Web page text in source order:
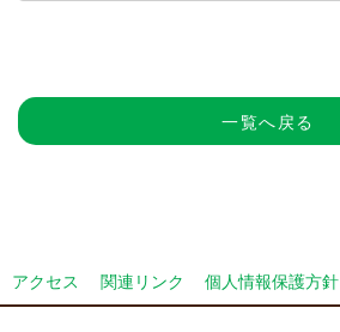
一覧へ戻る
アクセス 関連リンク 個人情報保護方針